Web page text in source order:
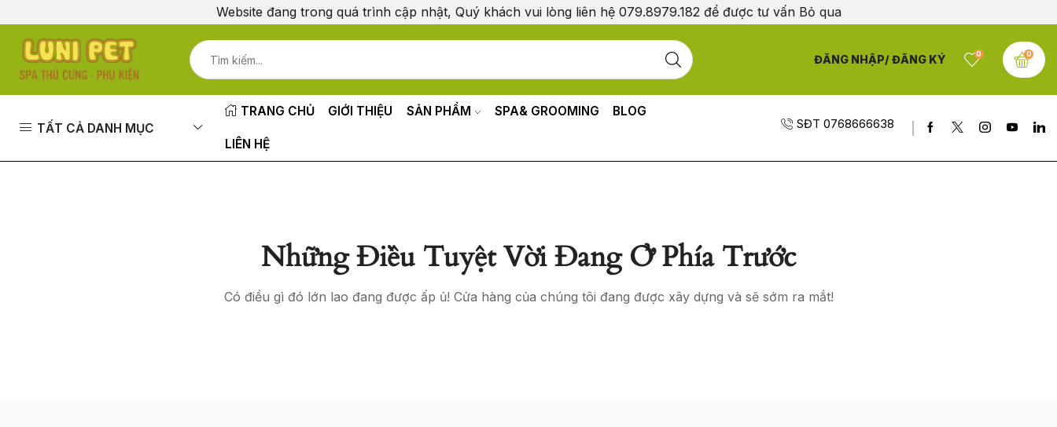
Website đang trong quá trình cập nhật, Quý khách vui lòng liên hệ 079.8979.182 để được tư vấn Bỏ qua
ĐĂNG NHẬP/ ĐĂNG KÝ 0 0
TẤT CẢ DANH MỤC
TRANG CHỦ GIỚI THIỆU SẢN PHẨM SPA& GROOMING BLOG
LIÊN HỆ
SĐT 0768666638
Những Điều Tuyệt Vời Đang Ở Phía Trước
Có điều gì đó lớn lao đang được ấp ủ! Cửa hàng của chúng tôi đang được xây dựng và sẽ sớm ra mắt!